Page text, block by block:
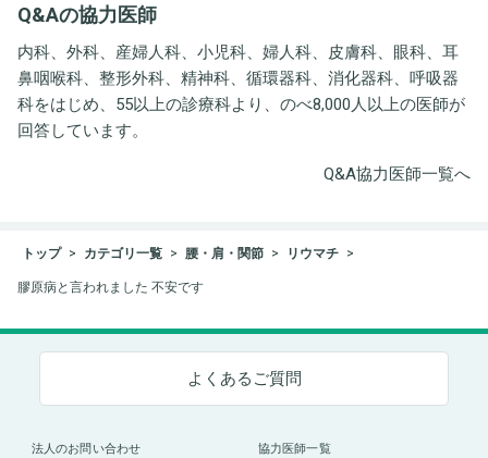
Q&Aの協力医師
内科、外科、産婦人科、小児科、婦人科、皮膚科、眼科、耳
鼻咽喉科、整形外科、精神科、循環器科、消化器科、呼吸器
科をはじめ、55以上の診療科より、のべ8,000人以上の医師が
回答しています。
Q&A協力医師一覧へ
トップ カテゴリ一覧 腰・肩・関節 リウマチ
膠原病と言われました 不安です
よくあるご質問
法人のお問い合わせ 協力医師一覧